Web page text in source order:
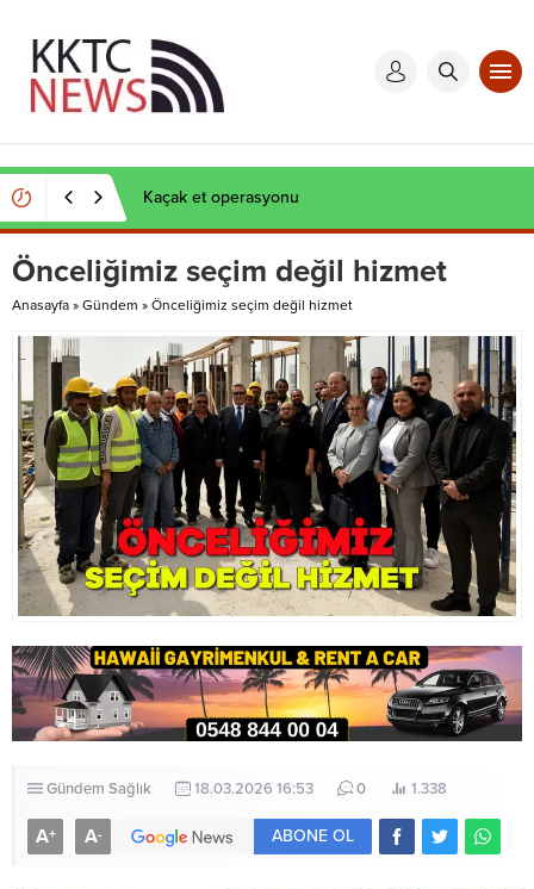
Kaçak et operasyonu
Önceliğimiz seçim değil hizmet
Anasayfa » Gündem » Önceliğimiz seçim değil hizmet
Gündem Sağlık 18.03.2026 16:53 0 1.338
A+ A- ABONE OL